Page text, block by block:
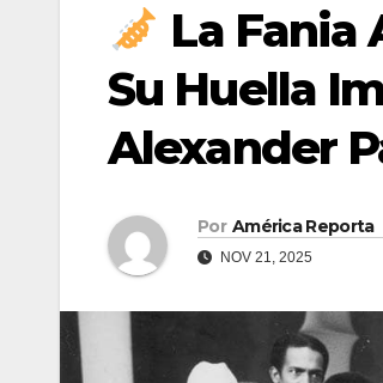
La Fania
Su Huella
Alexander
Por América Reporta
NOV 21, 2025